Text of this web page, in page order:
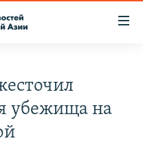
убежища на